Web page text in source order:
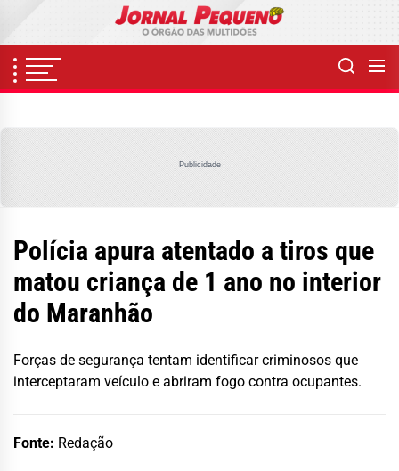
content
Publicidade
Polícia apura atentado a tiros que
matou criança de 1 ano no interior
do Maranhão
Forças de segurança tentam identificar criminosos que
interceptaram veículo e abriram fogo contra ocupantes.
Fonte: Redação